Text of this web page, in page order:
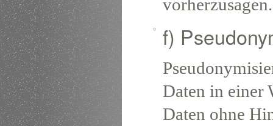
vorherzusagen.
f)
Daten in einer
Daten ohne